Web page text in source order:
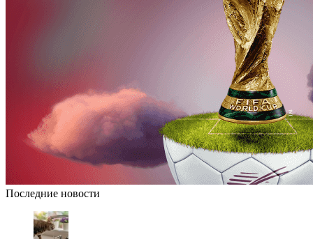
Последние новости